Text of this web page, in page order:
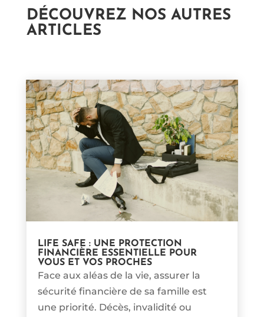
DÉCOUVREZ NOS AUTRES
ARTICLES
LIFE SAFE : UNE PROTECTION
FINANCIÈRE ESSENTIELLE POUR
VOUS ET VOS PROCHES
Face aux aléas de la vie, assurer la
sécurité financière de sa famille est
une priorité. Décès, invalidité ou